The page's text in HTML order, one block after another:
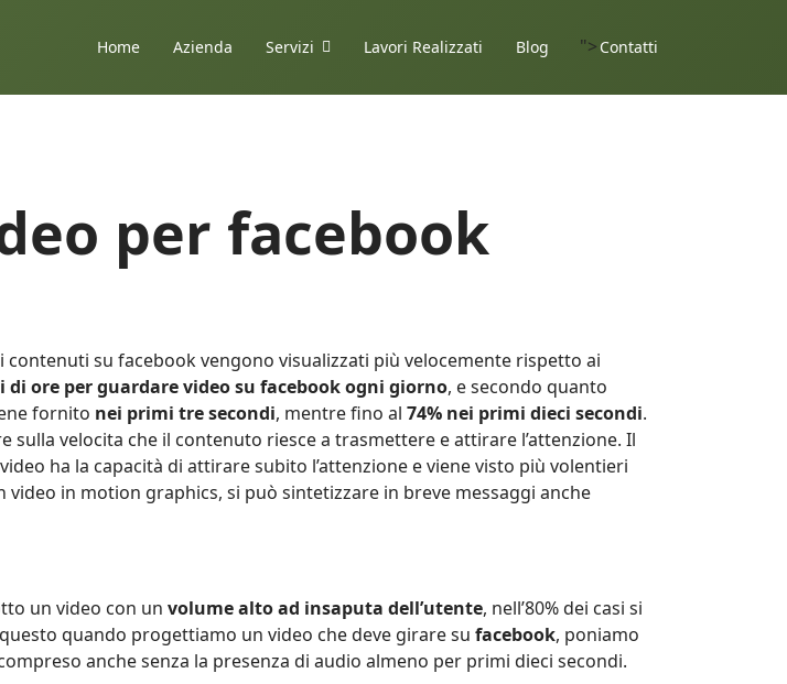
Home Azienda Servizi Lavori Realizzati Blog "> Contatti
per facebook
su facebook vengono visualizzati più velocemente rispetto ai
di ore per guardare video su facebook ogni giorno, e secondo quanto
fornito nei primi tre secondi, mentre fino al 74% nei primi dieci secondi.
velocita che il contenuto riesce a trasmettere e attirare l’attenzione. Il
ha la capacità di attirare subito l’attenzione e viene visto più volentieri
in motion graphics, si può sintetizzare in breve messaggi anche
un video con un volume alto ad insaputa dell’utente, nell’80% dei casi si
quando progettiamo un video che deve girare su facebook, poniamo
anche senza la presenza di audio almeno per primi dieci secondi.